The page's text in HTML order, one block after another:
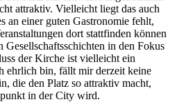
attraktiv. Vielleicht liegt das auch
an einer guten Gastronomie fehlt,
dort stattfinden können
Gesellschaftsschichten in den Fokus
der Kirche ist vielleicht ein
ehrlich bin, fällt mir derzeit keine
die den Platz so attraktiv macht,
in der City wird.